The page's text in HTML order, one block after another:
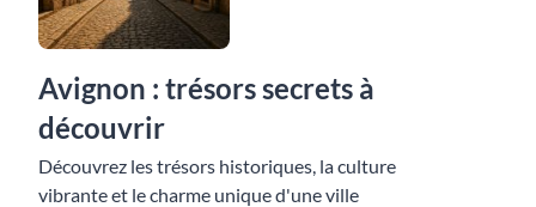
Avignon : trésors secrets à
découvrir
Découvrez les trésors historiques, la culture
vibrante et le charme unique d'une ville